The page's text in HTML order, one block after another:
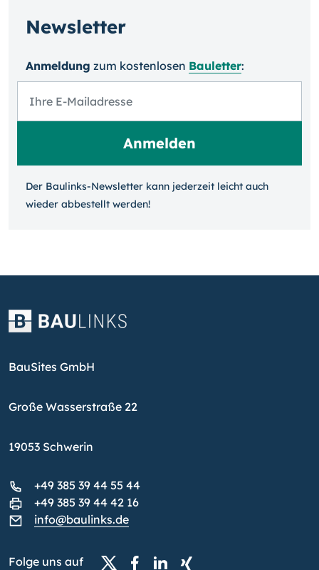
Newsletter
Anmeldung zum kosten­losen Bauletter:
Der Baulinks-Newsletter kann jeder­zeit leicht auch
wieder ab­bestellt werden!
BauSites GmbH
Große Wasserstraße 22
19053 Schwerin
+49 385 39 44 55 44
+49 385 39 44 42 16
info@baulinks.de
Folge uns auf